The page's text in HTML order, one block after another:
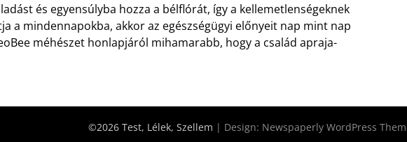
és egyensúlyba hozza a bélflórát, így a kellemetlenségeknek
a mindennapokba, akkor az egészségügyi előnyeit nap mint nap
méhészet honlapjáról mihamarabb, hogy a család apraja-
©2026 Test, Lélek, Szellem | Design: Newspaperly WordPress